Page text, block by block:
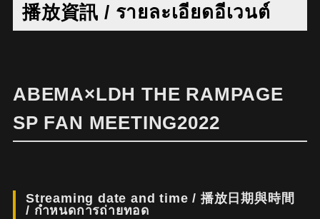
播放資訊 / รายละเอียดอีเวนต์
ABEMA×LDH THE RAMPAGE
SP FAN MEETING2022
Streaming date and time / 播放日期與時間
/ กำหนดการถ่ายทอด